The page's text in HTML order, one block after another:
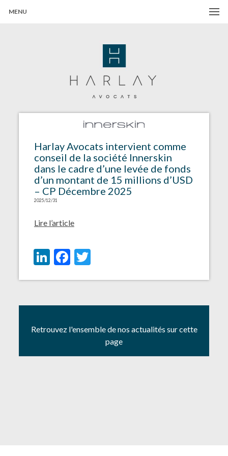
MENU
Harlay Avocats intervient comme
conseil de la société Innerskin
dans le cadre d’une levée de fonds
d’un montant de 15 millions d’USD
– CP Décembre 2025
2025/12/31
Lire l’article
LinkedIn
Facebook
Twitter
Retrouvez l'ensemble de nos actualités sur cette
page